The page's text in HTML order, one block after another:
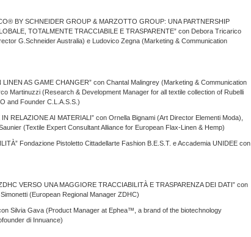
BY SCHNEIDER GROUP & MARZOTTO GROUP: UNA PARTNERSHIP
TOTALMENTE TRACCIABILE E TRASPARENTE” con Debora Tricarico
G.Schneider Australia) e Ludovico Zegna (Marketing & Communication
AS GAME CHANGER” con Chantal Malingrey (Marketing & Communication
Martinuzzi (Research & Development Manager for all textile collection of Rubelli
and Founder C.L.A.S.S.)
RELAZIONE AI MATERIALI” con Ornella Bignami (Art Director Elementi Moda),
(Textile Expert Consultant Alliance for European Flax-Linen & Hemp)
Fondazione Pistoletto Cittadellarte Fashion B.E.S.T. e Accademia UNIDEE con
VERSO UNA MAGGIORE TRACCIABILITÀ E TRASPARENZA DEI DATI” con
(European Regional Manager ZDHC)
Silvia Gava (Product Manager at Ephea™, a brand of the biotechnology
di Innuance)